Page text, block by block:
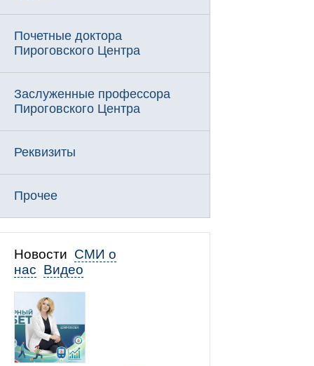
Почетные доктора
Пироговского Центра
Заслуженные профессора
Пироговского Центра
Реквизиты
Прочее
Новости СМИ о
нас Видео